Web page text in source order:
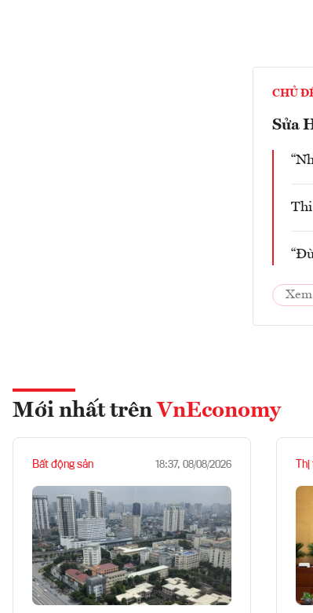
CHỦ
Sửa
Thi
Mới nhất trên VnEconomy
Bất động sản 18:37, 08/08/2026